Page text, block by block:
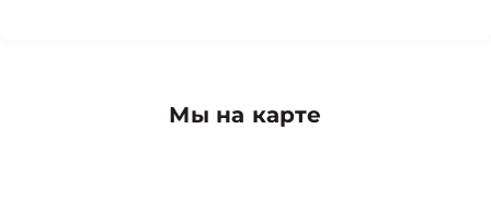
Мы на карте